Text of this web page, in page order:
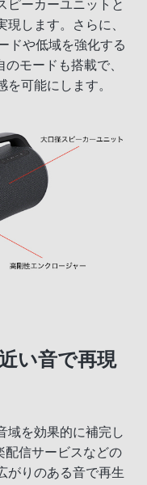
ピーカーユニットと
します。さらに、
ドや低域を強化する
モードも搭載で、
可能にします。
い音で再現
域を効果的に補完し
配信サービスなどの
がりのある音で再生